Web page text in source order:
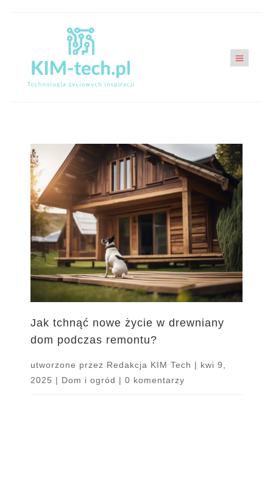
Jak tchnąć nowe życie w drewniany
dom podczas remontu?
utworzone przez Redakcja KIM Tech | kwi 9,
2025 | Dom i ogród |0 komentarzy